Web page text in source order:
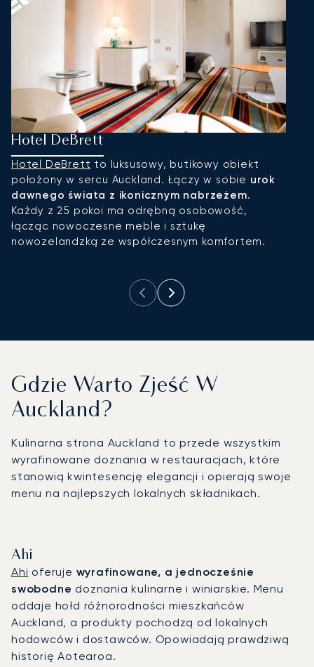
Hotel DeBrett
Hotel DeBrett to luksusowy, butikowy obiekt
położony w sercu Auckland. Łączy w sobie urok
dawnego świata z ikonicznym nabrzeżem.
Każdy z 25 pokoi ma odrębną osobowość,
łącząc nowoczesne meble i sztukę
nowozelandzką ze współczesnym komfortem.
Gdzie Warto Zjeść W
Auckland?
Kulinarna strona Auckland to przede wszystkim
wyrafinowane doznania w restauracjach, które
stanowią kwintesencję elegancji i opierają swoje
menu na najlepszych lokalnych składnikach.
Ahi
Ahi oferuje wyrafinowane, a jednocześnie
swobodne doznania kulinarne i winiarskie. Menu
oddaje hołd różnorodności mieszkańców
Auckland, a produkty pochodzą od lokalnych
hodowców i dostawców. Opowiadają prawdziwą
historię Aotearoa.